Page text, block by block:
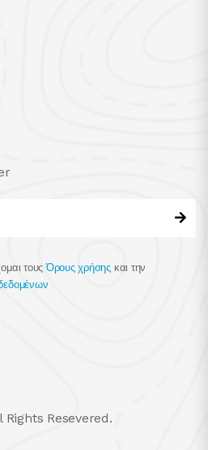
τουςΌρους χρήσηςκαι την
Resevered.